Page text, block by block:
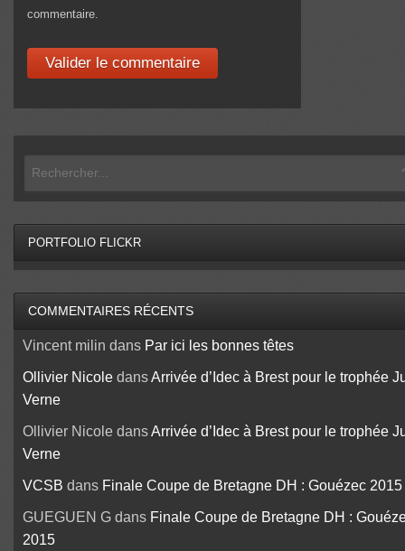
commentaire.
PORTFOLIO FLICKR
COMMENTAIRES RÉCENTS
Vincent milin dans Par ici les bonnes têtes
Ollivier NicoledansArrivée d’Idec à Brest pour le trophée
Verne
Ollivier NicoledansArrivée d’Idec à Brest pour le trophée
Verne
VCSB dans Finale Coupe de Bretagne DH : Gouézec 2015
GUEGUEN Gdans Finale Coupe de Bretagne DH :
2015